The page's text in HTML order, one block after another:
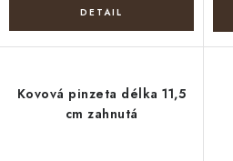
Kovová pinzeta délka 11,5
cm zahnutá